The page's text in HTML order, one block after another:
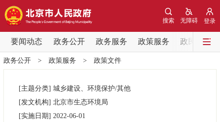
登录
无障碍
搜索
要闻动态 政务公开 政务服务 政策服务 政民互动
要闻动态
党中央精神 国务院信息
北京要闻 会议信息
政务公开> 政策服务 > 政策文件
[主题分类] 城乡建设、环境保护/其他
[发文机构] 北京市生态环境局
[实施日期] 2022-06-01